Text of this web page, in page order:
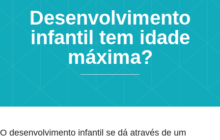
Desenvolvimento
infantil tem idade
máxima?
O desenvolvimento infantil se dá através de um